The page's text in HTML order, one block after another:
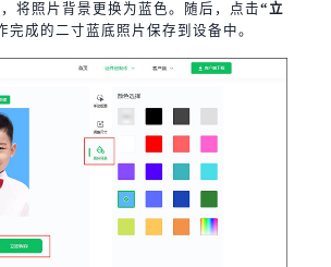
将照片背景更换为蓝色。随后，点击“立
完成的二寸蓝底照片保存到设备中。